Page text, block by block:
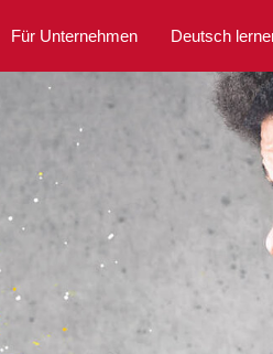
Für Unternehmen Deutsch